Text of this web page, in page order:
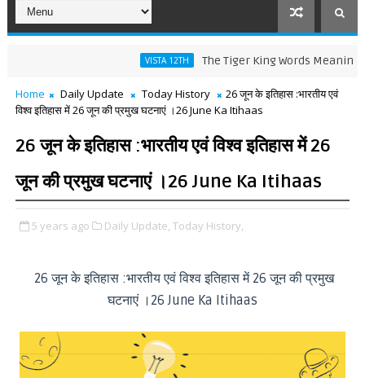
VISTA 12TH The Tiger King Words Meaning and
Home Daily Update Today History
26 जून के इतिहास :भारतीय एवं
विश्व इतिहास में 26 जून की प्रमुख घटनाएं ।26 June Ka Itihaas
26 जून के इतिहास :भारतीय एवं विश्व इतिहास में 26
जून की प्रमुख घटनाएं ।26 June Ka Itihaas
5 years ago Daily Update, Today History,
26 जून के इतिहास :भारतीय एवं विश्व इतिहास में 26 जून की प्रमुख
घटनाएं ।26 June Ka Itihaas